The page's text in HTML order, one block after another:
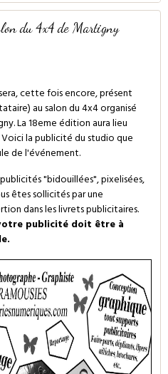
du 4x4 de Martigny
cette fois encore, présent
au salon du 4x4 organisé
La 18eme édition aura lieu
la publicité du studio que
de l'événement.
"bidouillées", pixelisées,
êtes sollicités par une
dans les livrets publicitaires.
publicité doit être à